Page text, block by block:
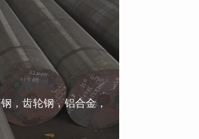
，齿轮钢，铝合金，